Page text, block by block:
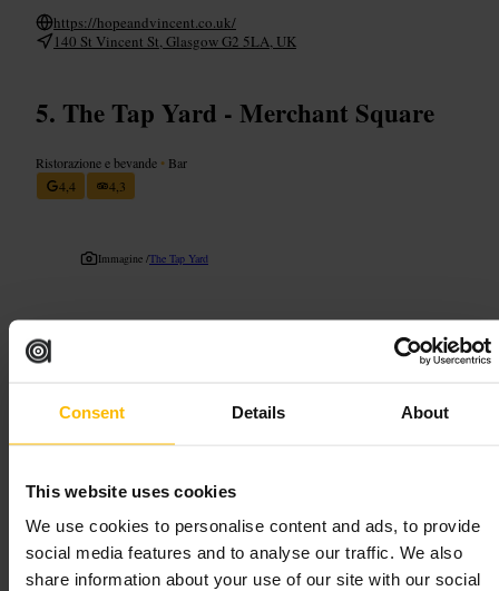
Consent Details About
This website uses cookies
We use cookies to personalise content and ads, to provide
social media features and to analyse our traffic. We also
share information about your use of our site with our social
https://hopeandvincent.co.uk/
140 St Vincent St, Glasgow G2 5LA, UK
The Tap Yard - Merchant Square
Ristorazione e bevande • Bar
4,4
4,3
Immagine /The Tap Yard
“Birre alla spina e serate informali nel cuore di
Merchant Square.
Adatto a
#BirreallaSpina #Birreartigianali
# Uscireconamici #Spuntini #Bardiquartiere
Cosa aspettarsi